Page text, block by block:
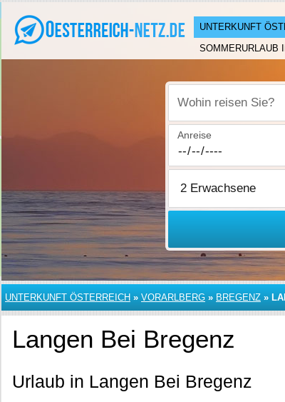
UNTERKUNFT
SOMMERURLAUB
Wohin reisen Sie?
Anreise
UNTERKUNFT ÖSTERREICH » VORARLBERG » BREGENZ »
Langen Bei Bregenz
Urlaub in Langen Bei Bregenz